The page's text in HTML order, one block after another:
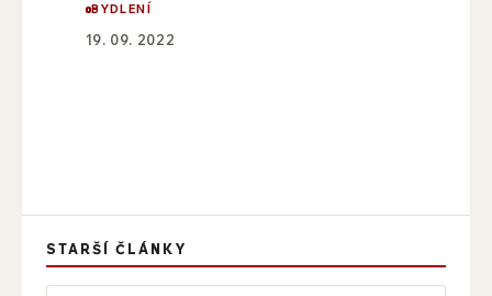
BYDLENÍ
19. 09. 2022
STARŠÍ ČLÁNKY